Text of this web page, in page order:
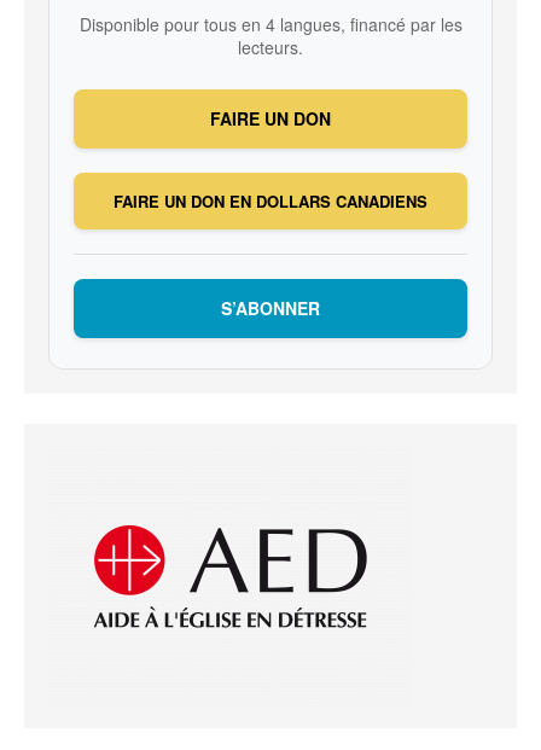
Disponible pour tous en 4 langues, financé par les
lecteurs.
FAIRE UN DON
FAIRE UN DON EN DOLLARS CANADIENS
S’ABONNER